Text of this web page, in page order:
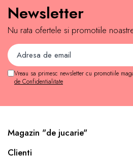
Newsletter
Nu rata ofertele si promotiile
Vreau sa primesc newsletter cu promotiile
de Confidentialitate
Magazin "de jucarie"
Clienti